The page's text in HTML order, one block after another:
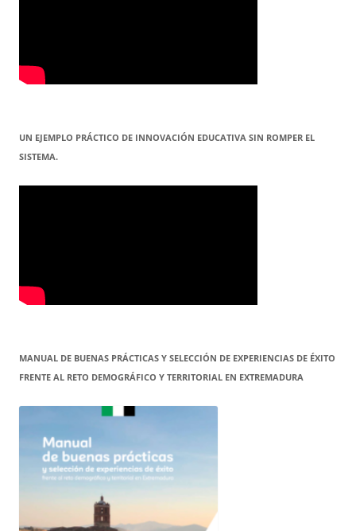
UN EJEMPLO PRÁCTICO DE INNOVACIÓN EDUCATIVA SIN ROMPER EL
SISTEMA.
MANUAL DE BUENAS PRÁCTICAS Y SELECCIÓN DE EXPERIENCIAS DE ÉXITO
FRENTE AL RETO DEMOGRÁFICO Y TERRITORIAL EN EXTREMADURA